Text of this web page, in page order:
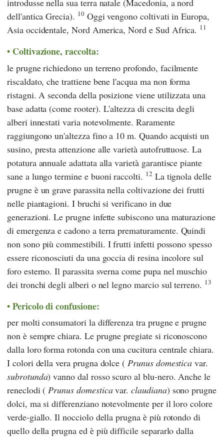
introdusse nella sua terra natale (Macedonia, a nord
dell'antica Grecia). 10Oggi vengono coltivati in Europa,
Asia occidentale, Nord America, Nord e Sud Africa. 11
Coltivazione, raccolta:
le prugne richiedono un terreno profondo, facilmente
riscaldato, che trattiene bene l'acqua ma non forma
ristagni. A seconda della posizione viene utilizzata una
base adatta (come rooter). L'altezza di crescita degli
alberi innestati varia notevolmente. Raramente
raggiungono un'altezza fino a 10 m. Quando acquisti un
susino, presta attenzione alle varietà autofruttuose. La
potatura annuale adattata alla varietà garantisce piante
sane a lungo termine e buoni raccolti. 12 La tignola delle
prugne è un grave parassita nella coltivazione dei frutti
nelle piantagioni. I bruchi si verificano in due
generazioni. Le prugne infette subiscono una maturazione
di emergenza e cadono a terra prematuramente. Quindi
non sono più commestibili. I frutti infetti possono spesso
essere riconosciuti da una goccia di resina incolore sul
foro esterno. Il parassita sverna come pupa nel muschio
dei tronchi degli alberi o nel legno marcio sul terreno. 13
Pericolo di confusione:
per molti consumatori la differenza tra prugne e prugne
non è sempre chiara. Le prugne pregiate si riconoscono
dalla loro forma rotonda con una cucitura centrale chiara.
I colori della vera prugna dolce (Prunus domestica var.
subrotunda) vanno dal rosso scuro al blu-nero. Anche le
reneclodi (Prunus domesticavar.claudiana) sono prugne
dolci, ma si differenziano notevolmente per il loro colore
verde-giallo. Il nocciolo della prugna è più rotondo di
quello della prugna ed è più difficile separarlo dalla